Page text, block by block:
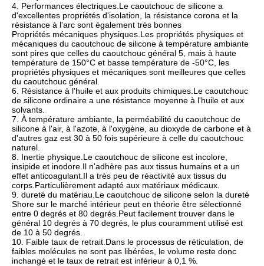
4. Performances électriques.Le caoutchouc de silicone a
d'excellentes propriétés d'isolation, la résistance corona et la
résistance à l'arc sont également très bonnes
Propriétés mécaniques physiques.Les propriétés physiques et
mécaniques du caoutchouc de silicone à température ambiante
sont pires que celles du caoutchouc général 5, mais à haute
température de 150°C et basse température de -50°C, les
propriétés physiques et mécaniques sont meilleures que celles
du caoutchouc général.
6. Résistance à l'huile et aux produits chimiques.Le caoutchouc
de silicone ordinaire a une résistance moyenne à l'huile et aux
solvants.
7. À température ambiante, la perméabilité du caoutchouc de
silicone à l'air, à l'azote, à l'oxygène, au dioxyde de carbone et à
d'autres gaz est 30 à 50 fois supérieure à celle du caoutchouc
naturel.
8. Inertie physique.Le caoutchouc de silicone est incolore,
insipide et inodore.Il n'adhère pas aux tissus humains et a un
effet anticoagulant.Il a très peu de réactivité aux tissus du
corps.Particulièrement adapté aux matériaux médicaux.
9. dureté du matériau.Le caoutchouc de silicone selon la dureté
Shore sur le marché intérieur peut en théorie être sélectionné
entre 0 degrés et 80 degrés.Peut facilement trouver dans le
général 10 degrés à 70 degrés, le plus couramment utilisé est
de 10 à 50 degrés.
10. Faible taux de retrait.Dans le processus de réticulation, de
faibles molécules ne sont pas libérées, le volume reste donc
inchangé et le taux de retrait est inférieur à 0,1 %.